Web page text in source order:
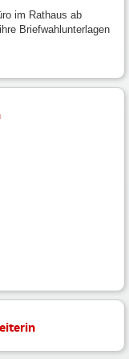
im Rathaus ab
Briefwahlunterlagen